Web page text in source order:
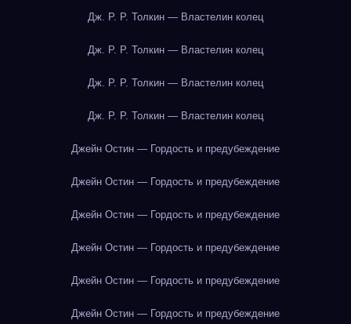
Дж. Р. Р. Толкин — Властелин колец
Дж. Р. Р. Толкин — Властелин колец
Дж. Р. Р. Толкин — Властелин колец
Дж. Р. Р. Толкин — Властелин колец
Джейн Остин — Гордость и предубеждение
Джейн Остин — Гордость и предубеждение
Джейн Остин — Гордость и предубеждение
Джейн Остин — Гордость и предубеждение
Джейн Остин — Гордость и предубеждение
Джейн Остин — Гордость и предубеждение